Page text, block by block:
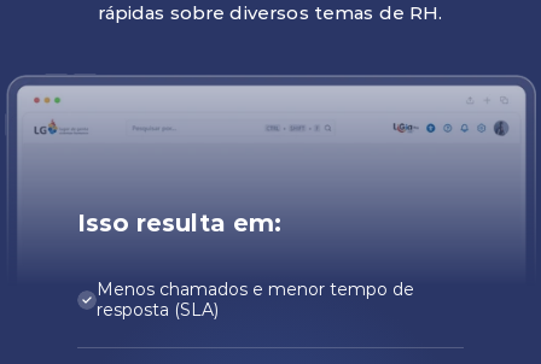
rápidas sobre diversos temas de RH.
Isso resulta em:
Menos chamados e menor tempo de
resposta (SLA)